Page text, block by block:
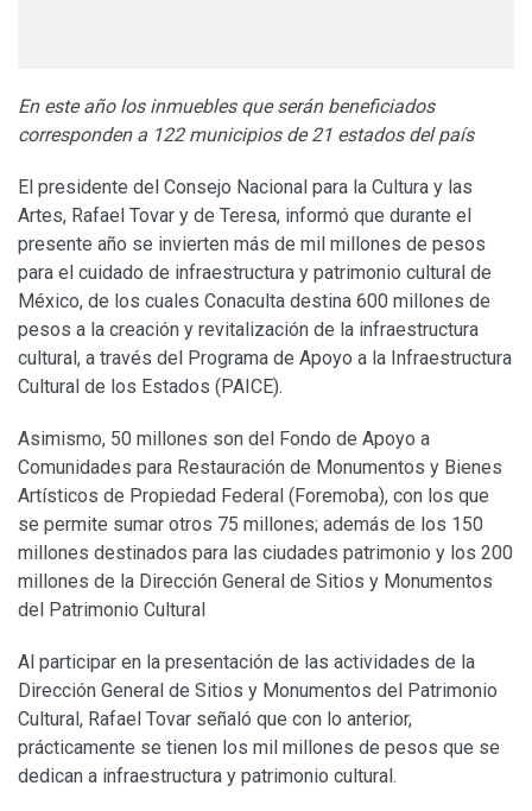
En este año los inmuebles que serán beneficiados
corresponden a 122 municipios de 21 estados del país
El presidente del Consejo Nacional para la Cultura y las
Artes, Rafael Tovar y de Teresa, informó que durante el
presente año se invierten más de mil millones de pesos
para el cuidado de infraestructura y patrimonio cultural de
México, de los cuales Conaculta destina 600 millones de
pesos a la creación y revitalización de la infraestructura
cultural, a través del Programa de Apoyo a la Infraestructura
Cultural de los Estados (PAICE).
Asimismo, 50 millones son del Fondo de Apoyo a
Comunidades para Restauración de Monumentos y Bienes
Artísticos de Propiedad Federal (Foremoba), con los que
se permite sumar otros 75 millones; además de los 150
millones destinados para las ciudades patrimonio y los 200
millones de la Dirección General de Sitios y Monumentos
del Patrimonio Cultural
Al participar en la presentación de las actividades de la
Dirección General de Sitios y Monumentos del Patrimonio
Cultural, Rafael Tovar señaló que con lo anterior,
prácticamente se tienen los mil millones de pesos que se
dedican a infraestructura y patrimonio cultural.